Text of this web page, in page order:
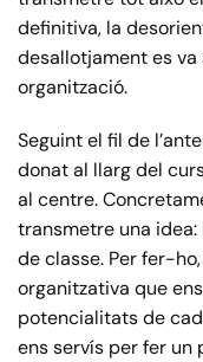
definitiva, la
desallotjament es
organització.
Seguint el fil de
donat al llarg del
al centre.
transmetre una
de classe. Per fer-
organitzativa que
potencialitats de
ens servís per fer